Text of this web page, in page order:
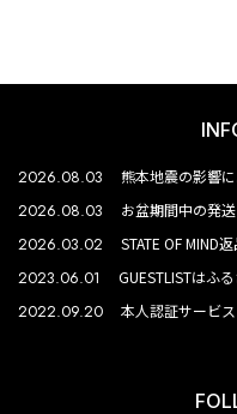
2026.08.03 熊本地震の影響
2026.08.03 お盆期間中の発
2026.03.02 STATE OF MIND
2023.06.01 GUESTLISTはふ
2022.09.20 本人認証サービ